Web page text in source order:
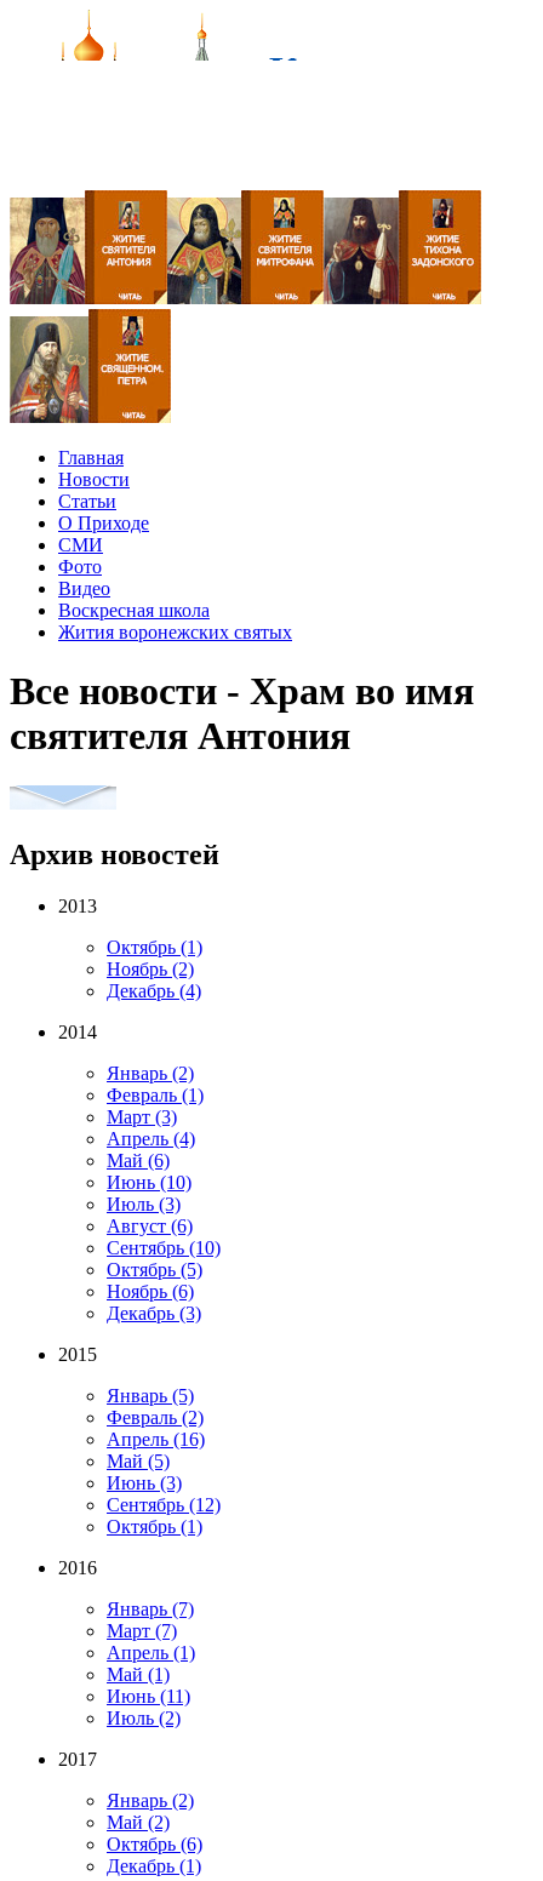
Главная
Новости
Статьи
О Приходе
СМИ
Фото
Видео
Воскресная школа
Жития воронежских святых
Все новости - Храм во имя
святителя Антония
Архив новостей
2013
Октябрь (1)
Ноябрь (2)
Декабрь (4)
2014
Январь (2)
Февраль (1)
Март (3)
Апрель (4)
Май (6)
Июнь (10)
Июль (3)
Август (6)
Сентябрь (10)
Октябрь (5)
Ноябрь (6)
Декабрь (3)
2015
Январь (5)
Февраль (2)
Апрель (16)
Май (5)
Июнь (3)
Сентябрь (12)
Октябрь (1)
2016
Январь (7)
Март (7)
Апрель (1)
Май (1)
Июнь (11)
Июль (2)
2017
Январь (2)
Май (2)
Октябрь (6)
Декабрь (1)